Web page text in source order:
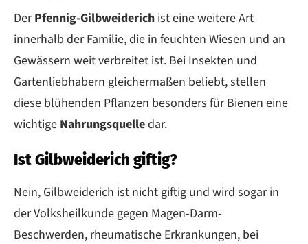
DerPfennig-Gilbweiderich ist eine weitere Art
innerhalb der Familie, die in feuchten Wiesen und an
Gewässern weit verbreitet ist. Bei Insekten und
Gartenliebhabern gleichermaßen beliebt, stellen
diese blühenden Pflanzen besonders für Bienen eine
wichtige Nahrungsquelledar.
Ist Gilbweiderich giftig?
Nein, Gilbweiderich ist nicht giftig und wird sogar in
der Volksheilkunde gegen Magen-Darm-
Beschwerden, rheumatische Erkrankungen, bei